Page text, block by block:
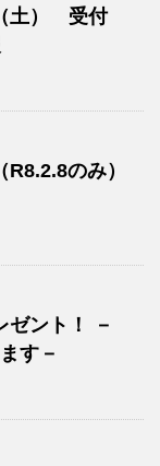
土） 受付
のみ）
ゼント！ －
す－